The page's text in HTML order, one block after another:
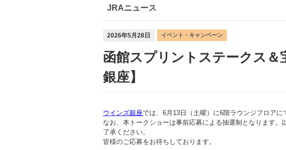
JRAニュース
2026年5月28日 イベント・キャンペーン
函館スプリントステークス
銀座】
ウインズ銀座では、6月13日（土曜）に6階ラウンジフロア
なお、本トークショーは事前応募による抽選制となります
了承ください。
皆様のご応募をお待ちしております。